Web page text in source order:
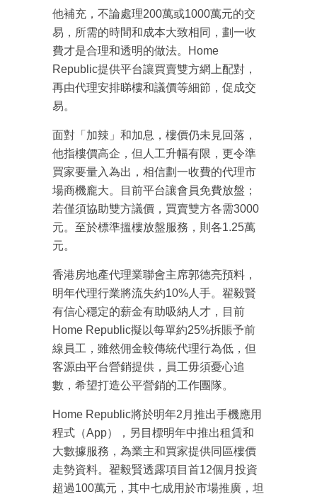
他補充，不論處理200萬或1000萬元的交
易，所需的時間和成本大致相同，劃一收
費才是合理和透明的做法。Home
Republic提供平台讓買賣雙方網上配對，
再由代理安排睇樓和議價等細節，促成交
易。
面對「加辣」和加息，樓價仍未見回落，
他指樓價高企，但人工升幅有限，更令準
買家要量入為出，相信劃一收費的代理市
場商機龐大。目前平台讓會員免費放盤；
若僅須協助雙方議價，買賣雙方各需3000
元。至於標準搵樓放盤服務，則各1.25萬
元。
香港房地產代理業聯會主席郭德亮預料，
明年代理行業將流失約10%人手。翟毅賢
有信心穩定的薪金有助吸納人才，目前
Home Republic擬以每單約25%拆賬予前
線員工，雖然佣金較傳統代理行為低，但
客源由平台營銷提供，員工毋須憂心追
數，希望打造公平營銷的工作團隊。
Home Republic將於明年2月推出手機應用
程式（App），另目標明年中推出租賃和
大數據服務，為業主和買家提供同區樓價
走勢資料。翟毅賢透露項目首12個月投資
超過100萬元，其中七成用於市場推廣，坦